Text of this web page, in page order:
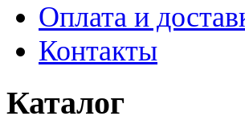
Оплата и
Контакты
Каталог